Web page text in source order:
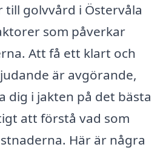
till golvvård i Östervåla
som påverkar
Att få ett klart och
är avgörande,
dig i jakten på det bästa
att förstå vad som
Här är några